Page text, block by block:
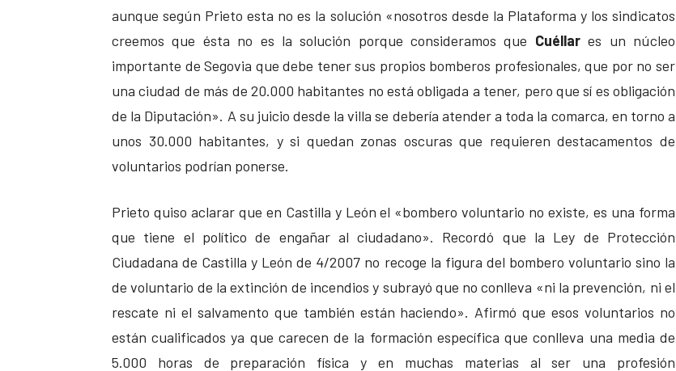
aunque según Prieto esta no es la solución «nosotros desde la Plataforma y los sindicatos
creemos que ésta no es la solución porque consideramos que Cuéllares un núcleo
importante de Segovia que debe tener sus propios bomberos profesionales, que por no ser
una ciudad de más de 20.000 habitantes no está obligada a tener, pero que sí es obligación
de la Diputación». A su juicio desde la villa se debería atender a toda la comarca, en torno a
unos 30.000 habitantes, y si quedan zonas oscuras que requieren destacamentos de
voluntarios podrían ponerse.
Prieto quiso aclarar que en Castilla y León el «bombero voluntario no existe, es una forma
que tiene el político de engañar al ciudadano». Recordó que la Ley de Protección
Ciudadana de Castilla y León de 4/2007 no recoge la figura del bombero voluntario sino la
de voluntario de la extinción de incendios y subrayó que no conlleva «ni la prevención, ni el
rescate ni el salvamento que también están haciendo». Afirmó que esos voluntarios no
están cualificados ya que carecen de la formación específica que conlleva una media de
5.000 horas de preparación física y en muchas materias al ser una profesión